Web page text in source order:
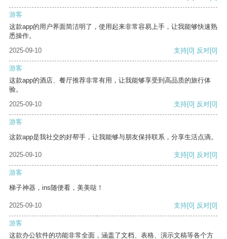
游客
这款app的用户界面简洁明了，使用起来非常容易上手，让我能够快速熟
悉操作。
2025-09-10
支持[0] 反对[0]
游客
这款app的酒店、餐厅推荐非常有用，让我能够享受到高品质的旅行体
验。
2025-09-10
支持[0] 反对[0]
游客
这款app是我社交的好帮手，让我能够与朋友保持联系，分享生活点滴。
2025-09-10 支持[0] 反对[0]
游客
梯子神器，ins随便看，美美哒！
2025-09-10 支持[0] 反对[0]
游客
这款办公软件的功能非常全面，涵盖了文档、表格、演示文稿等各个方